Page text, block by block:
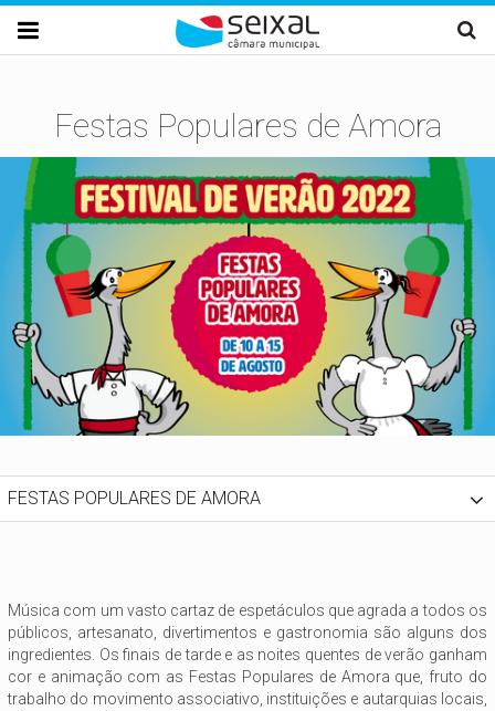
Passar para o conteúdo principal

Festas Populares de Amora
FESTAS POPULARES DE AMORA
Música com um vasto cartaz de espetáculos que agrada a todos os
públicos, artesanato, divertimentos e gastronomia são alguns dos
ingredientes. Os finais de tarde e as noites quentes de verão ganham
cor e animação com as Festas Populares de Amora que, fruto do
trabalho do movimento associativo, instituições e autarquias locais,